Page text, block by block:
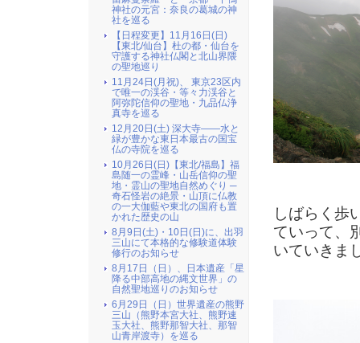
しばらく歩
ていって、
いていきま
神社の元宮：奈良の葛城の神
社を巡る
【日程変更】11月16日(日)
【東北/仙台】杜の都・仙台を
守護する神社仏閣と北山界隈
の聖地巡り
11月24日(月祝)、 東京23区内
で唯一の渓谷・等々力渓谷と
阿弥陀信仰の聖地・九品仏浄
真寺を巡る
12月20日(土) 深大寺――水と
緑が豊かな東日本最古の国宝
仏の寺院を巡る
10月26日(日)【東北/福島】福
島随一の霊峰・山岳信仰の聖
地・霊山の聖地自然めぐり ─
奇石怪岩の絶景・山頂に仏教
の一大伽藍や東北の国府も置
かれた歴史の山
8月9日(土)・10日(日)に、出羽
三山にて本格的な修験道体験
修行のお知らせ
8月17日（日）、日本遺産「星
降る中部高地の縄文世界」の
自然聖地巡りのお知らせ
6月29日（日）世界遺産の熊野
三山（熊野本宮大社、熊野速
玉大社、熊野那智大社、那智
山青岸渡寺）を巡る